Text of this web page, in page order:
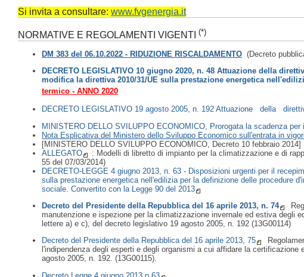
Si invita a consultare: www.fvgenergia.it
NORMATIVE E REGOLAMENTI VIGENTI (*)
DM 383 del 06.10.2022 - RIDUZIONE RISCALDAMENTO (Decreto
DECRETO LEGISLATIVO 10 giugno 2020, n. 48 Attuazione della
modifica la direttiva 2010/31/UE sulla prestazione energetica
termico - ANNO 2020
DECRETO LEGISLATIVO 19 agosto 2005, n. 192 Attuazione della
MINISTERO DELLO SVILUPPO ECONOMICO, Prorogata la scadenza
Nota Esplicativa del Ministero dello Sviluppo Economico sull'entrata in
[MINISTERO DELLO SVILUPPO ECONOMICO, Decreto 10 febbraio 2014]
ALLEGATO
: Modelli di libretto di impianto per la climatizzazione e di
55 del 07/03/2014)
DECRETO-LEGGE 4 giugno 2013, n. 63 - Disposizioni urgenti per il
sulla prestazione energetica nell'edilizia per la definizione delle procedure
sociale. Convertito con la Legge 90 del 2013
Decreto del Presidente della Repubblica del 16 aprile 2013, n. 74
manutenzione e ispezione per la climatizzazione invernale ed estiva degli
lettere a) e c), del decreto legislativo 19 agosto 2005, n. 192 (13G00114)
Decreto del Presidente della Repubblica del 16 aprile 2013, 75
l'indipendenza degli esperti e degli organismi a cui affidare la
agosto 2005, n. 192. (13G00115).